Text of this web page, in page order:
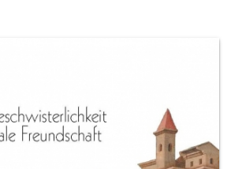
SERIES
+
MAGAZINES